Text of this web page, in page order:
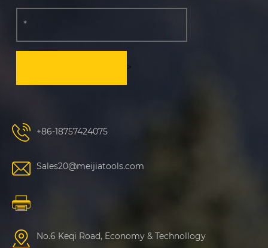
>
+86-18757424075
Sales20@meijiatools.com
No.6 Keqi Road, Economy & Technollogy